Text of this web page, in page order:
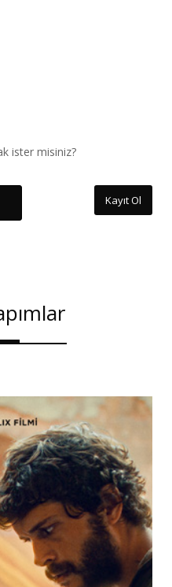
büyük bir
Olur”u herkese
söz verir.
ve
bu aldığı karar
ister misiniz?
Kayıt Ol